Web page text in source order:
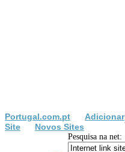
Portugal.com.pt
Adicionar
Site
Novos Sites
Pesquisa na net: